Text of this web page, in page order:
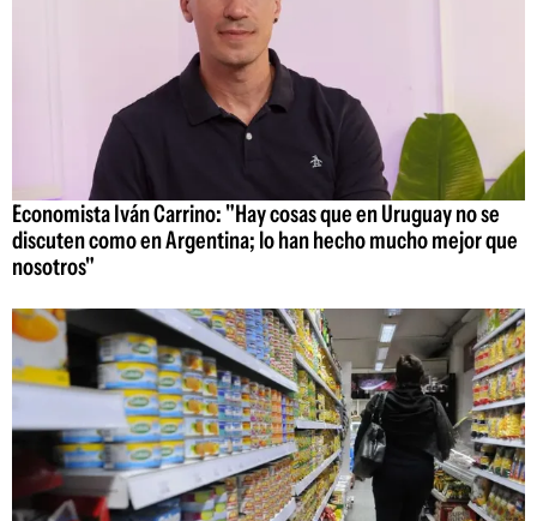
Economista Iván Carrino: "Hay cosas que en Uruguay no se
discuten como en Argentina; lo han hecho mucho mejor que
nosotros"